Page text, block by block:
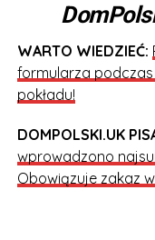
WARTO WIEDZIEĆ:
formularza
pokładu!
DOMPOLSKI.UK
wprowadzono
Obowiązuje zakaz